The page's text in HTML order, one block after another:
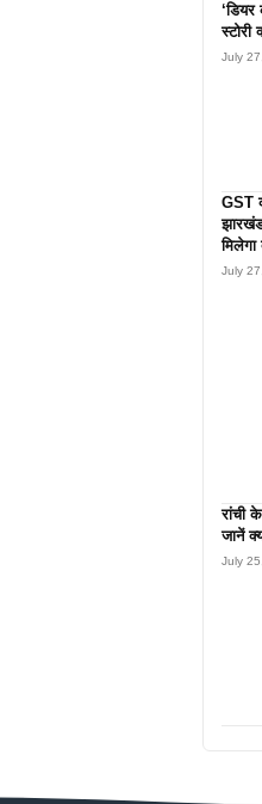
स्टोरी
July
GST
झारखंड
मिलेगा
July
रांची
जानें
July